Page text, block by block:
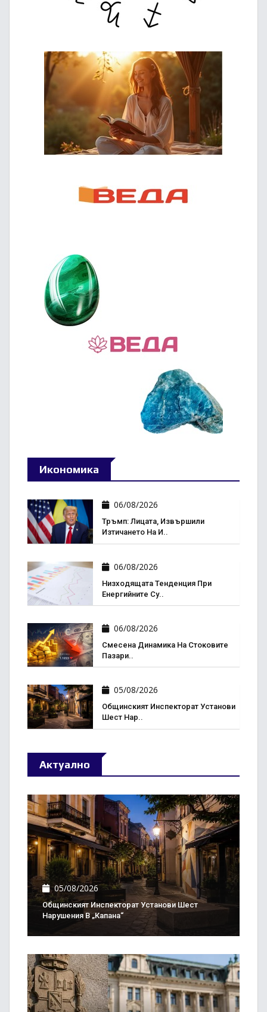
Икономика
06/08/2026
Тръмп: Лицата, Извършили
Изтичането На И..
06/08/2026
Низходящата Тенденция При
Енергийните Су..
06/08/2026
Смесена Динамика На Стоковите
Пазари..
05/08/2026
Общинският Инспекторат Установи
Шест Нар..
Актуално
05/08/2026
Общинският Инспекторат Установи Шест
Нарушения В „Капана“